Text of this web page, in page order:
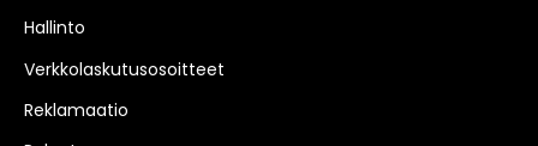
Hallinto
Verkkolaskutusosoitteet
Reklamaatio